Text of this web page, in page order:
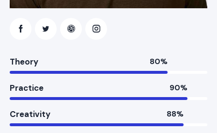
Theory 80%
Practice 90%
Creativity 88%